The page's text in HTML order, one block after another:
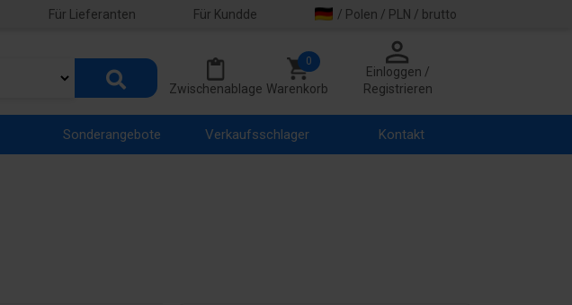
Für Lieferanten Für Kundde / Polen / PLN / brutto
Zwischenablage Warenkorb
0
Einloggen /
Registrieren
Sonderangebote Verkaufsschlager Kontakt